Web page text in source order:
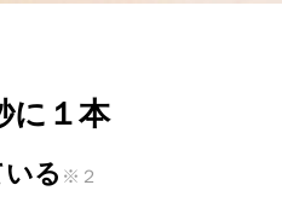
に１本
る ※２